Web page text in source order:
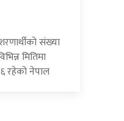
संख्या
मितिमा
रहेको नेपाल